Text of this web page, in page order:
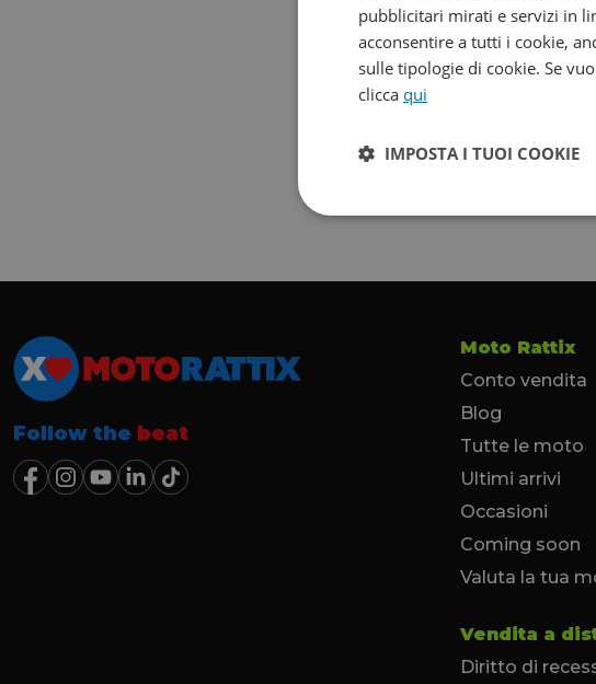
Follow the beat
Moto Rattix
Conto vendita
Blog
Tutte le moto
Ultimi arrivi
Occasioni
Coming soon
Valuta la tua
Vendita a
Diritto di
pubblicitari mirati e servizi in
acconsentire a tutti i cookie,
sulle tipologie di cookie. Se
clicca qui
IMPOSTA I TUOI COOKIE